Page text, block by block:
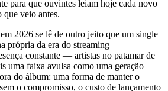
para que ouvintes leiam hoje cada novo
que veio antes.
2026 se lê de outro jeito que um single
própria da era do streaming —
constante — artistas no patamar de
uma faixa avulsa como uma geração
do álbum: uma forma de manter o
o compromisso, o custo de lançamento